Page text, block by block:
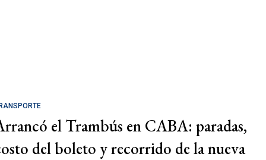
el Trambús en CABA: paradas,
del boleto y recorrido de la nueva